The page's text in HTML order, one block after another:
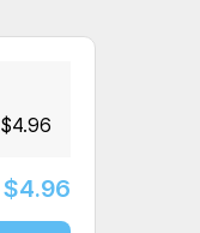
$4.96
$4.96